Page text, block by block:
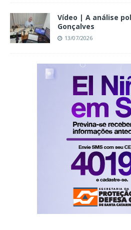
Vídeo | A análise
Gonçalves
13/07/2026